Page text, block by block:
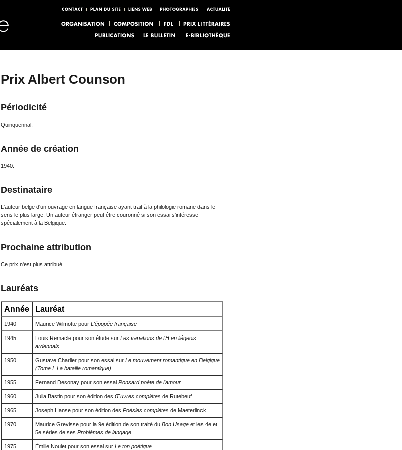
Prix Albert Counson
Périodicité
Quinquennal.
Année de création
1940.
Destinataire
L'auteur belge d'un ouvrage en langue française ayant trait à la philologie romane dans le
sens le plus large. Un auteur étranger peut être couronné si son essai s'intéresse
spécialement à la Belgique.
Prochaine attribution
Ce prix n'est plus attribué.
Lauréats
Année Lauréat
1940 Maurice Wilmotte pour L'épopée française
1945 Louis Remacle pour son étude sur Les variations de l'H en liégeois
ardennais
1950 Gustave Charlier pour son essai sur Le mouvement romantique en Belgique
(Tome I. La bataille romantique)
1955 Fernand Desonay pour son essai Ronsard poète de l'amour
1960 Julia Bastin pour son édition des Œuvres complètes de Rutebeuf
1965 Joseph Hanse pour son édition des Poésies complètes de Maeterlinck
1970 Maurice Grevisse pour la 9e édition de son traité du Bon Usage et les 4e et
5e séries de ses Problèmes de langage
1975 Émilie Noulet pour son essai sur Le ton poétique